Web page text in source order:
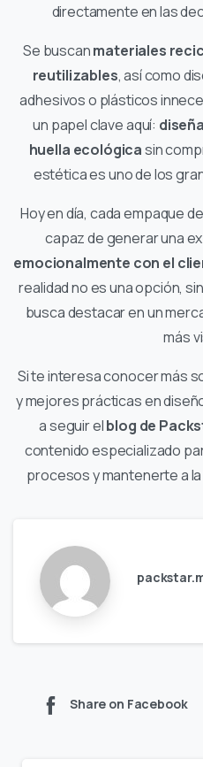
directamente en las
Se buscanmateriales
reutilizables, así como
adhesivos o plásticos
un papel clave aquí:
huella ecológicasin
estética es uno de los
Hoy en día, cada empaque
capaz de generar una
emocionalmente con el
realidad no es una opción,
busca destacar en un
más
Si te interesa conocer más
y mejores prácticas en
a seguir elblog de
contenido especializado
procesos y mantenerte a
Share on Facebook